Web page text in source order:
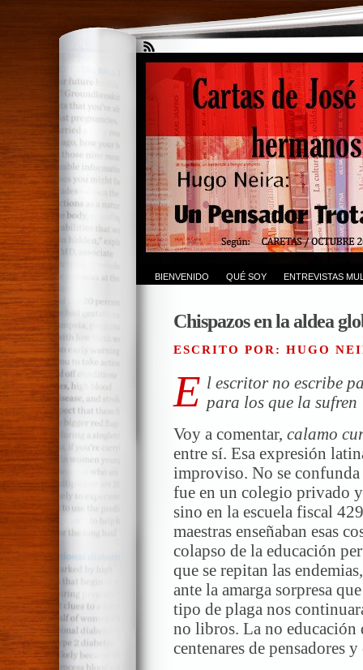
BIENVENIDO QUÉ SOY ENTREVISTAS
Chispazos en la aldea
ESCRITO POR: HUGO
E l escritor no escribe
para los que la
Voy a comentar, calamo
entre sí. Esa expresión
improviso. No se
fue en un colegio privado
sino en la escuela fiscal
maestras enseñaban esas
colapso de la educación
que se repitan las
ante la amarga sorpresa
tipo de plaga nos
no libros. La no educación
centenares de pensadores y